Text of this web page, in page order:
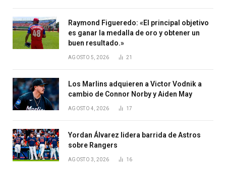
Raymond Figueredo: «El principal objetivo
es ganar la medalla de oro y obtener un
buen resultado.»
AGOSTO 5, 2026 21
Los Marlins adquieren a Victor Vodnik a
cambio de Connor Norby y Aiden May
AGOSTO 4, 2026 17
Yordan Álvarez lidera barrida de Astros
sobre Rangers
AGOSTO 3, 2026 16